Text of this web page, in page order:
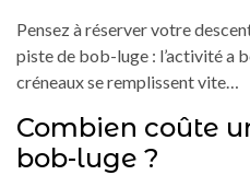
Pensez à réserver votre
piste de bob-luge : l’activité a
créneaux se remplissent vite…
Combien coûte
bob-luge ?